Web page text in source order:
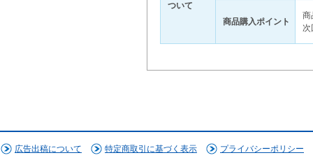
ついて
商品購入ポイント
商
広告出稿について 特定商取引に基づく表示 プライバシーポリシー